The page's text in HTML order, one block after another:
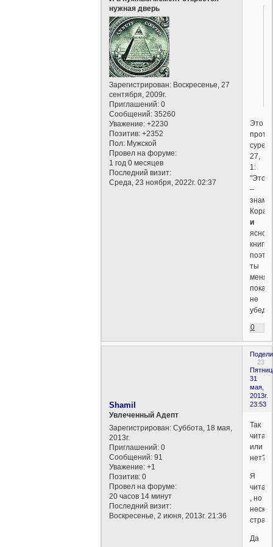
нужная дверь
Зарегистрирован: Воскресенье, 27
сентября, 2009г.
Приглашений: 0
Сообщений: 35260
Уважение: +2230
Позитив: +2352
Пол: Мужской
Провел на форуме:
1 год 0 месяцев
Последний визит:
Среда, 23 ноября, 2022г. 02:37
Это
суре
27,
1:
"Это
–
и
ясной
ты
меня
пока
не
0
23
31
мая,
2013г.
23:53
Shamil
Увлеченный Адепт
Зарегистрирован: Суббота, 18 мая,
2013г.
Приглашений: 0
Сообщений: 91
Уважение: +1
Позитив: 0
Провел на форуме:
20 часов 14 минут
Последний визит:
Воскресенье, 2 июня, 2013г. 21:36
Так
читал
или
нет?
Я
читал
, но
Да